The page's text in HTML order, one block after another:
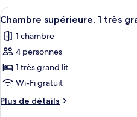
Deluxe,
2
lits
jumeaux
Deluxe,
2
jumeaux
Afficher
toutes
les
photos
pour
ce
type
de
5
Chambre supérieure, 1 très
1 chambre
4 personnes
1 très grand lit
Wi-Fi gratuit
Plus de détails
Plus